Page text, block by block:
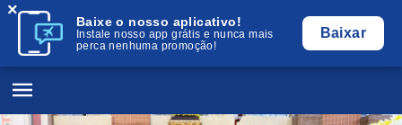
Baixe o nosso aplicativo!
Instale nosso app grátis e nunca mais
perca nenhuma promoção!
Baixar
×